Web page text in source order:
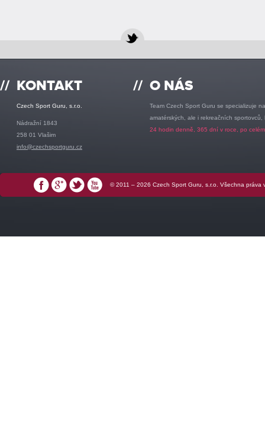
// KONTAKT
Czech Sport Guru, s.r.o.
Nádražní 1843
258 01 Vlašim
info@czechsportguru.cz
// O NÁS
Team Czech Sport Guru se specializuje
amatérských, ale i rekreačních sportovců,
24 hodin denně, 365 dní v roce, po
Facebook
Google+
TwitterYouTube© 2011 – 2026 Czech Sport Guru, s.r.o. Všechna práva